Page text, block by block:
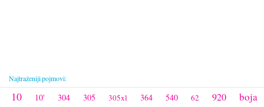
Najtraženiji pojmovi:
10 10' 304 305 305xl 364 540 62 920 boja